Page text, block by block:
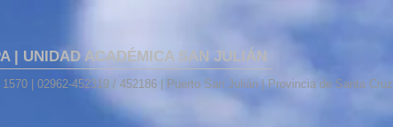
| UNIDAD ACADÉMICA SAN JULIÁN
1570 | 02962-452319 / 452186 | Puerto San Julián | Provincia de Santa Cruz